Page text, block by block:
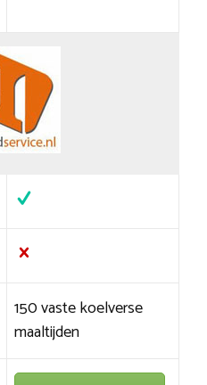
150 vaste koelverse
maaltijden